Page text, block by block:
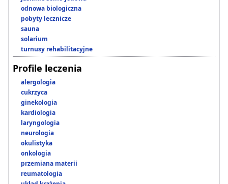
odnowa biologiczna
pobyty lecznicze
sauna
solarium
turnusy rehabilitacyjne
Profile leczenia
alergologia
cukrzyca
ginekologia
kardiologia
laryngologia
neurologia
okulistyka
onkologia
przemiana materii
reumatologia